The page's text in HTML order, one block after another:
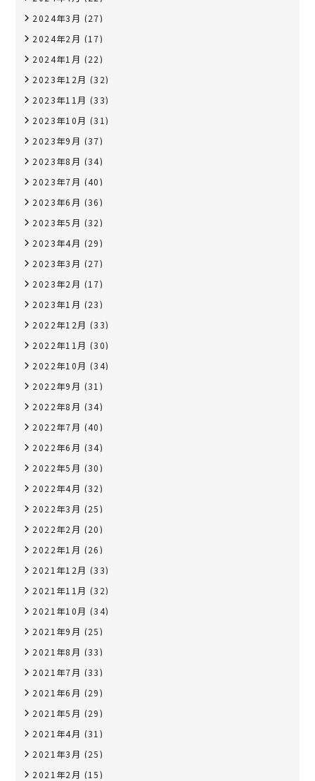
2024年3月 (27)
2024年2月 (17)
2024年1月 (22)
2023年12月 (32)
2023年11月 (33)
2023年10月 (31)
2023年9月 (37)
2023年8月 (34)
2023年7月 (40)
2023年6月 (36)
2023年5月 (32)
2023年4月 (29)
2023年3月 (27)
2023年2月 (17)
2023年1月 (23)
2022年12月 (33)
2022年11月 (30)
2022年10月 (34)
2022年9月 (31)
2022年8月 (34)
2022年7月 (40)
2022年6月 (34)
2022年5月 (30)
2022年4月 (32)
2022年3月 (25)
2022年2月 (20)
2022年1月 (26)
2021年12月 (33)
2021年11月 (32)
2021年10月 (34)
2021年9月 (25)
2021年8月 (33)
2021年7月 (33)
2021年6月 (29)
2021年5月 (29)
2021年4月 (31)
2021年3月 (25)
2021年2月 (15)